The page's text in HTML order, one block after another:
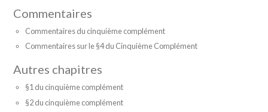
Commentaires
Commentaires du cinquième complément
Commentaires sur le §4 du Cinquième Complément
Autres chapitres
§1 du cinquième complément
§2 du cinquième complément